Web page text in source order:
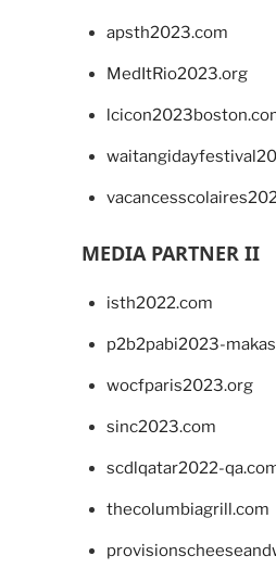
apsth2023.com
MedItRio2023.org
MEDIA PARTNER II
isth2022.com
p2b2pabi2023-
wocfparis2023.org
sinc2023.com
scdlqatar2022-
thecolumbiagrill.com